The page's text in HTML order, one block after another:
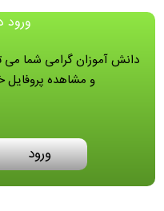
ورود
دانش آموزان گرامی شما می
و مشاهده پروفایل
ورود